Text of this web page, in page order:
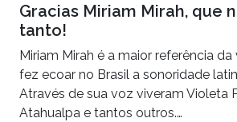
Gracias Miriam Mirah, que
tanto!
Miriam Mirah é a maior referência
fez ecoar no Brasil a sonoridade
Através de sua voz viveram Violeta
Atahualpa e tantos outros.…